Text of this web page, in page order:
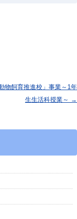
物飼育推進校」事業～1年
生生活科授業～ →